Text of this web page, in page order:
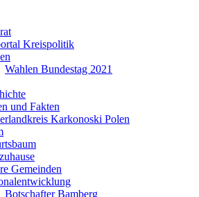
Kreispolitik
Wahlen Bundestag 2021
und Fakten
Karkonoski Polen
Gemeinden
Botschafter Bamberg